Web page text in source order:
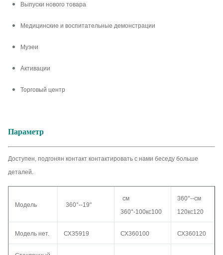
Выпуски нового товара
Медицинские и воспитательные демонстрации
Музеи
Активации
Торговый центр
Параметр
Доступен, подгонян контакт контактировать с нами беседу больше
деталей.
Модель 360°--19"
см
360°-100кс100
360°--см
120кс120
Модель нет. СХ35919 СХ360100 СХ360120